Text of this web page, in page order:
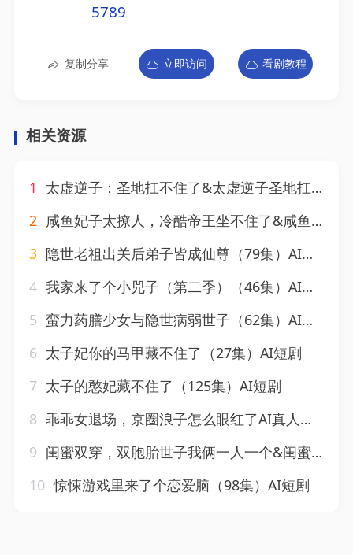
5789
复制分享 立即访问 看剧教程
相关资源
1
太虚逆子：圣地扛不住了&太虚逆子圣地扛不住了（133集）AI短剧
2 咸鱼妃子太撩人，冷酷帝王坐不住了&咸鱼妃子太撩人冷酷帝王坐不住了（64集）AI短剧
3 隐世老祖出关后弟子皆成仙尊（79集）AI短剧
4 我家来了个小兕子（第二季）（46集）AI短剧
5 蛮力药膳少女与隐世病弱世子（62集）AI短剧
6 太子妃你的马甲藏不住了（27集）AI短剧
7 太子的憨妃藏不住了（125集）AI短剧
8 乖乖女退场，京圈浪子怎么眼红了AI真人版&乖乖女退场京圈浪子怎么眼红了AI真人版（85集）AI短剧
9 闺蜜双穿，双胞胎世子我俩一人一个&闺蜜双穿双胞胎世子我俩一人一个（59集）AI短剧
10 惊悚游戏里来了个恋爱脑（98集）AI短剧